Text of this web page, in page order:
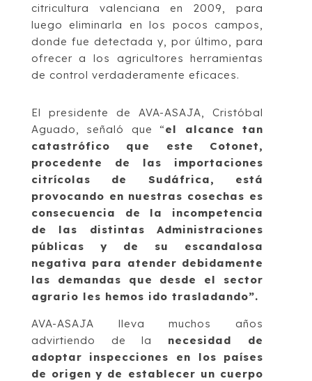
citricultura valenciana en 2009, para
luego eliminarla en los pocos campos,
donde fue detectada y, por último, para
ofrecer a los agricultores herramientas
de control verdaderamente eficaces.
El presidente de AVA-ASAJA, Cristóbal
Aguado, señaló que “el alcance tan
catastrófico que este Cotonet,
procedente de las importaciones
citrícolas de Sudáfrica, está
provocando en nuestras cosechas es
consecuencia de la incompetencia
de las distintas Administraciones
públicas y de su escandalosa
negativa para atender debidamente
las demandas que desde el sector
agrario les hemos ido trasladando”.
AVA-ASAJA lleva muchos años
advirtiendo de la necesidad de
adoptar inspecciones en los países
de origen y de establecer un cuerpo